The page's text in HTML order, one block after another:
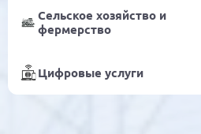
Сельское хозяйство и
фермерство
Цифровые услуги